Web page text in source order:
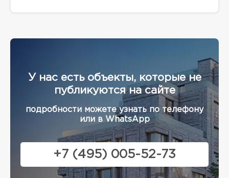
У нас есть объекты, которые не
публикуются на сайте
подробности можете узнать по телефону
или в WhatsApp
+7 (495) 005-52-73